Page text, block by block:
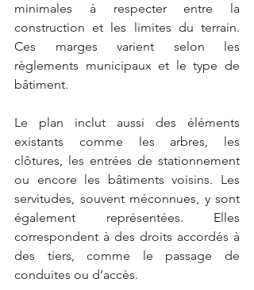
minimales à respecter entre la
construction et les limites du terrain.
Ces marges varient selon les
règlements municipaux et le type de
bâtiment.
Le plan inclut aussi des éléments
existants comme les arbres, les
clôtures, les entrées de stationnement
ou encore les bâtiments voisins. Les
servitudes, souvent méconnues, y sont
également représentées. Elles
correspondent à des droits accordés à
des tiers, comme le passage de
conduites ou d’accès.